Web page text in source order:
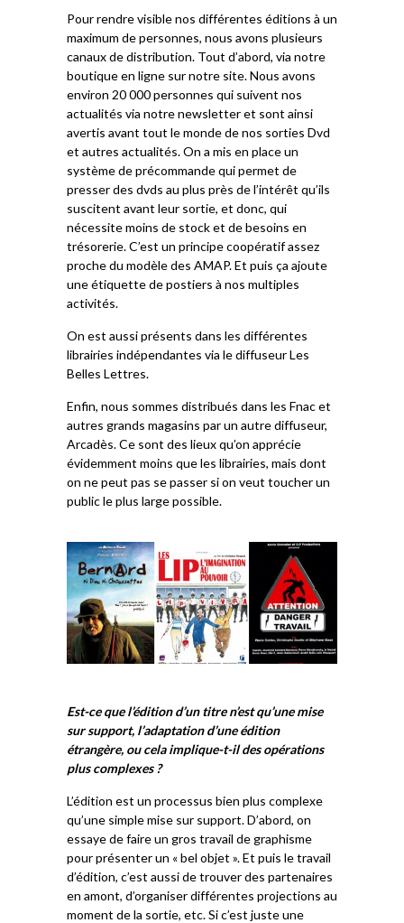
Pour rendre visible nos différentes éditions à un
maximum de personnes, nous avons plusieurs
canaux de distribution. Tout d’abord, via notre
boutique en ligne sur notre site. Nous avons
environ 20 000 personnes qui suivent nos
actualités via notre newsletter et sont ainsi
avertis avant tout le monde de nos sorties Dvd
et autres actualités. On a mis en place un
système de précommande qui permet de
presser des dvds au plus près de l’intérêt qu’ils
suscitent avant leur sortie, et donc, qui
nécessite moins de stock et de besoins en
trésorerie. C’est un principe coopératif assez
proche du modèle des AMAP. Et puis ça ajoute
une étiquette de postiers à nos multiples
activités.
On est aussi présents dans les différentes
librairies indépendantes via le diffuseur Les
Belles Lettres.
Enfin, nous sommes distribués dans les Fnac et
autres grands magasins par un autre diffuseur,
Arcadès. Ce sont des lieux qu’on apprécie
évidemment moins que les librairies, mais dont
on ne peut pas se passer si on veut toucher un
public le plus large possible.
Est-ce que l’édition d’un titre n’est qu’une mise
sur support, l’adaptation d’une édition
étrangère, ou cela implique-t-il des opérations
plus complexes ?
L’édition est un processus bien plus complexe
qu’une simple mise sur support. D’abord, on
essaye de faire un gros travail de graphisme
pour présenter un « bel objet ». Et puis le travail
d’édition, c’est aussi de trouver des partenaires
en amont, d’organiser différentes projections au
moment de la sortie, etc. Si c’est juste une